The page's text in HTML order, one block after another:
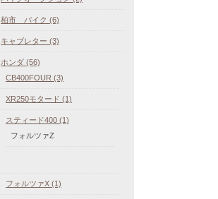
柏市 バイク (6)
キャブレター (3)
ホンダ (56)
CB400FOUR (3)
XR250モタード (1)
スティード400 (1)
フォルツァZ
フォルツァX (1)